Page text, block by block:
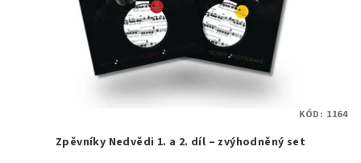
Zpěvníky Nedvědi 1. a 2. díl – zvýhodněný set
KÓD: 1164